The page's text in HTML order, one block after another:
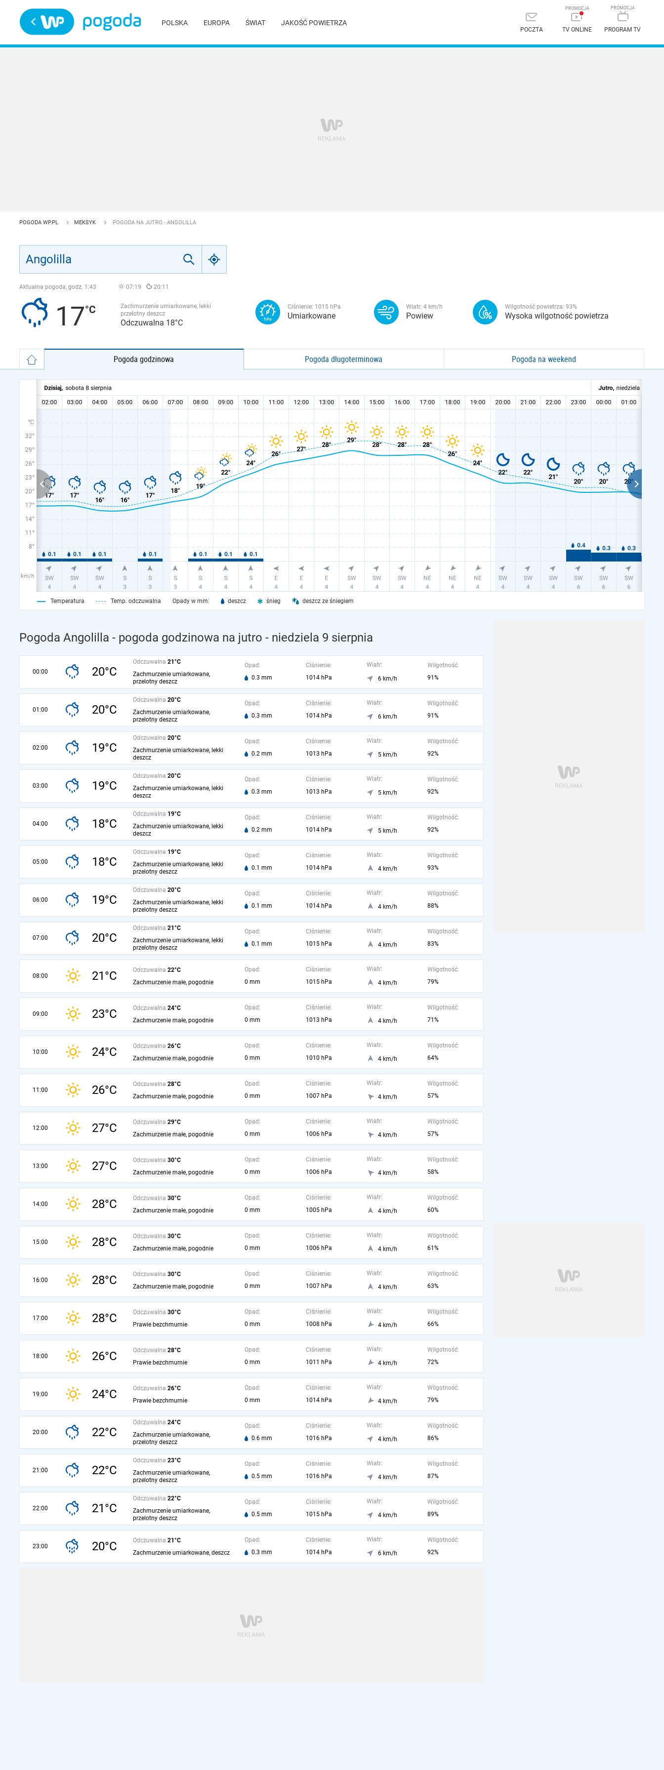
POLSKA EUROPA ŚWIAT JAKOŚĆ POWIETRZA
POCZTA TV ONLINE PROGRAM TV
POGODA WP.PL MEKSYK POGODA NA JUTRO - ANGOLILLA
Aktualna pogoda, godz. 1:43 07:19 20:11
17
Zachmurzenie umiarkowane, lekki
przelotny deszcz
Odczuwalna 18°C
Ciśnienie: 1015 hPa
Umiarkowane
Wiatr: 4 km/h
Powiew
Wilgotność powietrza: 93%
Wysoka wilgotność powietrza
Pogoda godzinowa Pogoda długoterminowa Pogoda na weekend
°C
32°
29°
26°
23°
20°
17°
14°
11°
8°
km/h
Temperatura Temp. odczuwalna Opady w mm: deszcz śnieg deszcz ze śniegiem
Pogoda Angolilla - pogoda godzinowa na jutro - niedziela 9 sierpnia
00:00 20°C
Odczuwalna 21°C
Zachmurzenie umiarkowane,
przelotny deszcz
Opad:
0.3 mm
Ciśnienie:
1014 hPa
Wiatr:
6 km/h
Wilgotność:
91%
01:00 20°C
Odczuwalna 20°C
Zachmurzenie umiarkowane,
przelotny deszcz
Opad:
0.3 mm
Ciśnienie:
1014 hPa
Wiatr:
6 km/h
Wilgotność:
91%
02:00 19°C
Odczuwalna 20°C
Zachmurzenie umiarkowane, lekki
deszcz
Opad:
0.2 mm
Ciśnienie:
1013 hPa
Wiatr:
5 km/h
Wilgotność:
92%
03:00 19°C
Odczuwalna 20°C
Zachmurzenie umiarkowane, lekki
deszcz
Opad:
0.3 mm
Ciśnienie:
1013 hPa
Wiatr:
5 km/h
Wilgotność:
92%
04:00 18°C
Odczuwalna 19°C
Zachmurzenie umiarkowane, lekki
deszcz
Opad:
0.2 mm
Ciśnienie:
1014 hPa
Wiatr:
5 km/h
Wilgotność:
92%
05:00 18°C
Odczuwalna 19°C
Zachmurzenie umiarkowane, lekki
przelotny deszcz
Opad:
0.1 mm
Ciśnienie:
1014 hPa
Wiatr:
4 km/h
Wilgotność:
93%
06:00 19°C
Odczuwalna 20°C
Zachmurzenie umiarkowane, lekki
przelotny deszcz
Opad:
0.1 mm
Ciśnienie:
1014 hPa
Wiatr:
4 km/h
Wilgotność:
88%
07:00 20°C
Odczuwalna 21°C
Zachmurzenie umiarkowane, lekki
przelotny deszcz
Opad:
0.1 mm
Ciśnienie:
1015 hPa
Wiatr:
4 km/h
Wilgotność:
83%
08:00 21°C Odczuwalna 22°C
Zachmurzenie małe, pogodnie
Opad:
0 mm
Ciśnienie:
1015 hPa
Wiatr:
4 km/h
Wilgotność:
79%
09:00 23°C Odczuwalna 24°C
Zachmurzenie małe, pogodnie
Opad:
0 mm
Ciśnienie:
1013 hPa
Wiatr:
4 km/h
Wilgotność:
71%
10:00 24°C Odczuwalna 26°C
Zachmurzenie małe, pogodnie
Opad:
0 mm
Ciśnienie:
1010 hPa
Wiatr:
4 km/h
Wilgotność:
64%
11:00 26°C Odczuwalna 28°C
Zachmurzenie małe, pogodnie
Opad:
0 mm
Ciśnienie:
1007 hPa
Wiatr:
4 km/h
Wilgotność:
57%
12:00 27°C Odczuwalna 29°C
Zachmurzenie małe, pogodnie
Opad:
0 mm
Ciśnienie:
1006 hPa
Wiatr:
4 km/h
Wilgotność:
57%
13:00 27°C Odczuwalna 30°C
Zachmurzenie małe, pogodnie
Opad:
0 mm
Ciśnienie:
1006 hPa
Wiatr:
4 km/h
Wilgotność:
58%
14:00 28°C Odczuwalna 30°C
Zachmurzenie małe, pogodnie
Opad:
0 mm
Ciśnienie:
1005 hPa
Wiatr:
4 km/h
Wilgotność:
60%
15:00 28°C Odczuwalna 30°C
Zachmurzenie małe, pogodnie
Opad:
0 mm
Ciśnienie:
1006 hPa
Wiatr:
4 km/h
Wilgotność:
61%
16:00 28°C Odczuwalna 30°C
Zachmurzenie małe, pogodnie
Opad:
0 mm
Ciśnienie:
1007 hPa
Wiatr:
4 km/h
Wilgotność:
63%
17:00 28°C Odczuwalna 30°C
Prawie bezchmurnie
Opad:
0 mm
Ciśnienie:
1008 hPa
Wiatr:
4 km/h
Wilgotność:
66%
18:00 26°C Odczuwalna 28°C
Prawie bezchmurnie
Opad:
0 mm
Ciśnienie:
1011 hPa
Wiatr:
4 km/h
Wilgotność:
72%
19:00 24°C Odczuwalna 26°C
Prawie bezchmurnie
Opad:
0 mm
Ciśnienie:
1014 hPa
Wiatr:
4 km/h
Wilgotność:
79%
20:00 22°C
Odczuwalna 24°C
Zachmurzenie umiarkowane,
przelotny deszcz
Opad:
0.6 mm
Ciśnienie:
1016 hPa
Wiatr:
4 km/h
Wilgotność:
86%
21:00 22°C
Odczuwalna 23°C
Zachmurzenie umiarkowane,
przelotny deszcz
Opad:
0.5 mm
Ciśnienie:
1016 hPa
Wiatr:
4 km/h
Wilgotność:
87%
22:00 21°C
Odczuwalna 22°C
Zachmurzenie umiarkowane,
przelotny deszcz
Opad:
0.5 mm
Ciśnienie:
1015 hPa
Wiatr:
4 km/h
Wilgotność:
89%
23:00 20°C Odczuwalna 21°C
Zachmurzenie umiarkowane, deszcz
Opad:
0.3 mm
Ciśnienie:
1014 hPa
Wiatr:
6 km/h
Wilgotność:
92%